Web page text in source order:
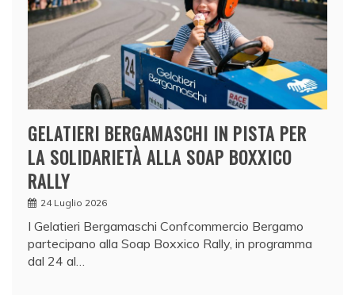
GELATIERI BERGAMASCHI IN PISTA PER
LA SOLIDARIETÀ ALLA SOAP BOXXICO
RALLY
24 Luglio 2026
I Gelatieri Bergamaschi Confcommercio Bergamo
partecipano alla Soap Boxxico Rally, in programma
dal 24 al…